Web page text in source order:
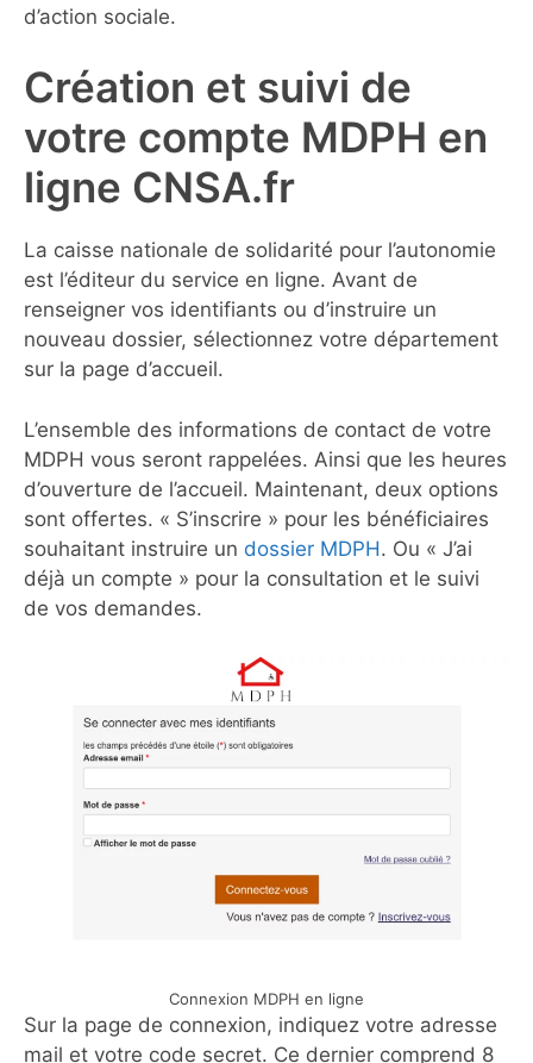
d’action sociale.
Création et suivi de
votre compte MDPH en
ligne CNSA.fr
La caisse nationale de solidarité pour l’autonomie
est l’éditeur du service en ligne. Avant de
renseigner vos identifiants ou d’instruire un
nouveau dossier, sélectionnez votre département
sur la page d’accueil.
L’ensemble des informations de contact de votre
MDPH vous seront rappelées. Ainsi que les heures
d’ouverture de l’accueil. Maintenant, deux options
sont offertes. « S’inscrire » pour les bénéficiaires
souhaitant instruire un dossier MDPH. Ou « J’ai
déjà un compte » pour la consultation et le suivi
de vos demandes.
Connexion MDPH en ligne
Sur la page de connexion, indiquez votre adresse
mail et votre code secret. Ce dernier comprend 8